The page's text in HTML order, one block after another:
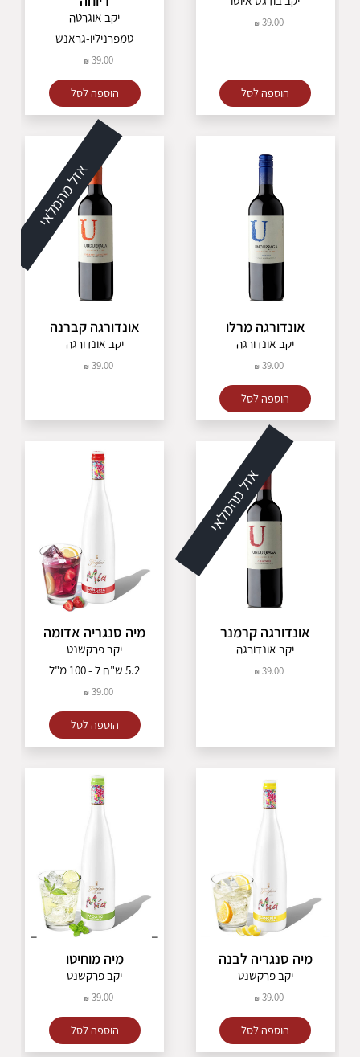
39.00
הוספה לסל
יקב אוגרטה
טמפרניליו-גראנש
39.00
הוספה לסל
אונדורגה מרלו
יקב אונדורגה
39.00
הוספה לסל
אזל מהמלאי
אונדורגה קברנה
יקב אונדורגה
39.00
אזל מהמלאי
אונדורגה קרמנר
יקב אונדורגה
39.00
מיה סנגריה אדומה
יקב פרקשנט
5.2 ש"ח ל - 100 מ"ל
39.00
הוספה לסל
מיה סנגריה לבנה
יקב פרקשנט
39.00
הוספה לסל
מיה מוחיטו
יקב פרקשנט
39.00
הוספה לסל